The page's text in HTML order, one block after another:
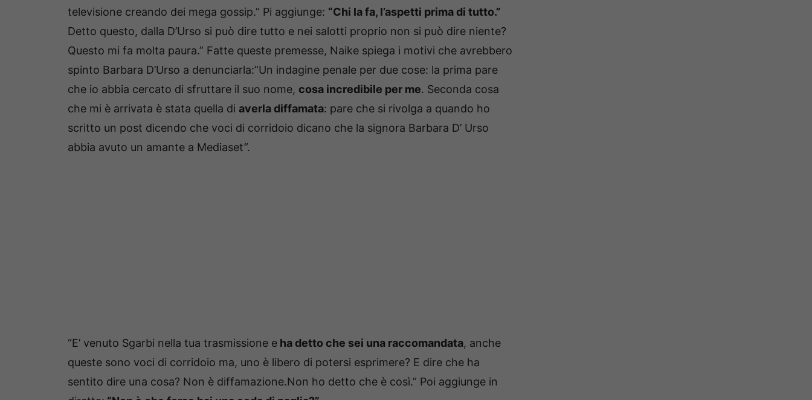
televisione creando dei mega gossip.” Pi aggiunge: “Chi la fa, l’aspetti prima di tutto.”
Detto questo, dalla D’Urso si può dire tutto e nei salotti proprio non si può dire niente?
Questo mi fa molta paura.” Fatte queste premesse, Naike spiega i motivi che avrebbero
spinto Barbara D’Urso a denunciarla:”Un indagine penale per due cose: la prima pare
che io abbia cercato di sfruttare il suo nome, cosa incredibile per me. Seconda cosa
che mi è arrivata è stata quella di averla diffamata: pare che si rivolga a quando ho
scritto un post dicendo che voci di corridoio dicano che la signora Barbara D’ Urso
abbia avuto un amante a Mediaset”.
“E’ venuto Sgarbi nella tua trasmissione e ha detto che sei una raccomandata, anche
queste sono voci di corridoio ma, uno è libero di potersi esprimere? E dire che ha
sentito dire una cosa? Non è diffamazione.Non ho detto che è così.” Poi aggiunge in